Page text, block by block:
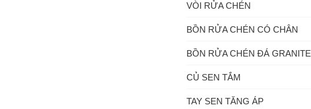
VÒI RỬA CHÉN
BỒN RỬA CHÉN CÓ CHÂN
BỒN RỬA CHÉN ĐÁ GRANITE
CỦ SEN TẮM
TAY SEN TĂNG ÁP